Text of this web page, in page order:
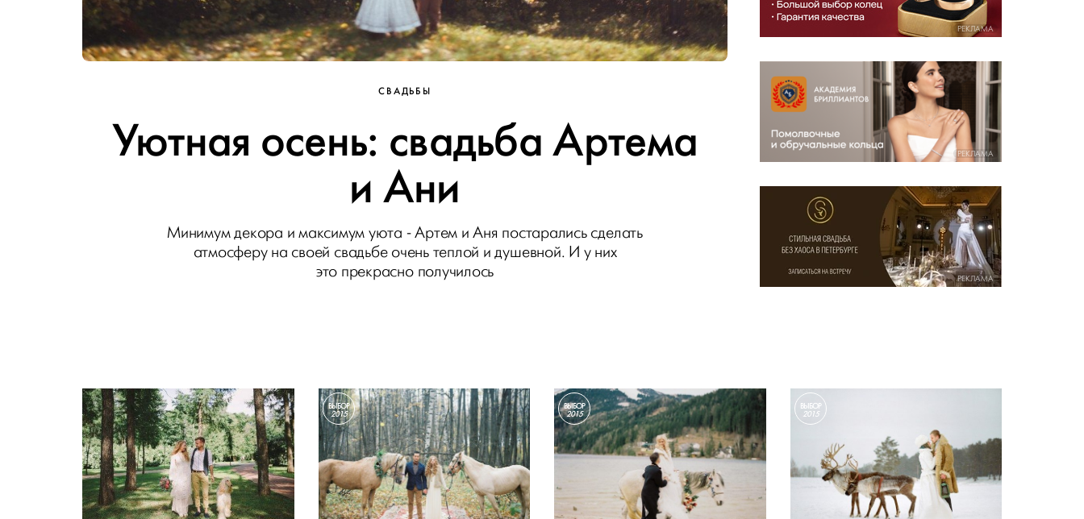
СВАДЬБЫ
Уютная осень: свадьба Артема
и Ани
Минимум декора и максимум уюта - Артем и Аня постарались сделать
атмосферу на своей свадьбе очень теплой и душевной. И у них
это прекрасно получилось
РЕКЛАМА
РЕКЛАМА
РЕКЛАМА
ВЫБОР
2015
ВЫБОР
2015
ВЫБОР
2015